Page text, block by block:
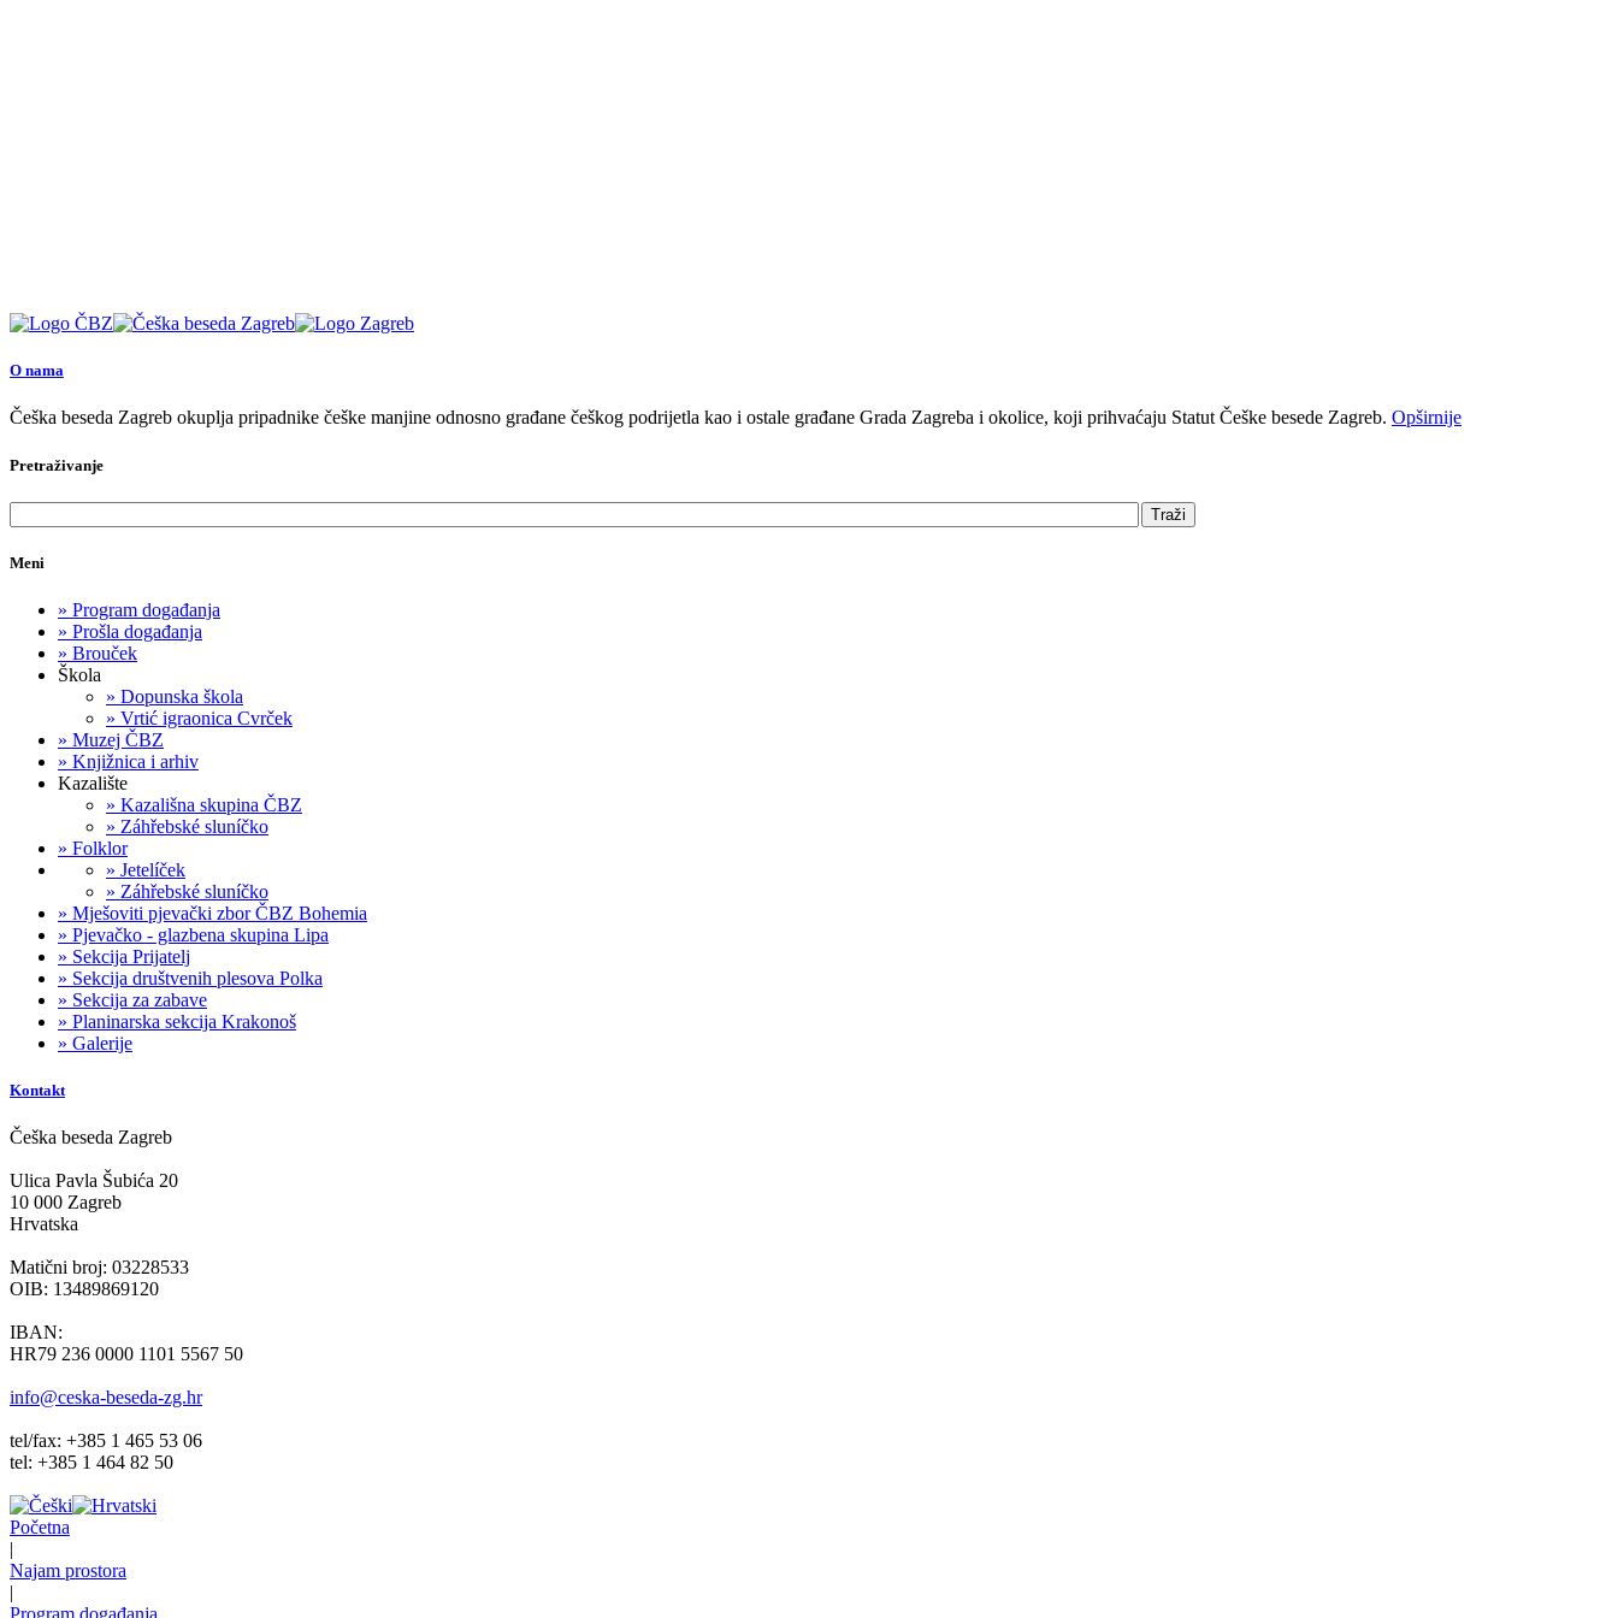
O nama
Češka beseda Zagreb okuplja pripadnike češke manjine odnosno građane češkog podrijetla kao i ostale građane Grada Zagreba i okolice, koji prihvaćaju Statut Češke besede Zagreb. Opširnije
Pretraživanje
Meni
» Program događanja
» Prošla događanja
» Brouček
Škola
» Dopunska škola
» Vrtić igraonica Cvrček
» Muzej ČBZ
» Knjižnica i arhiv
Kazalište
» Kazališna skupina ČBZ
» Záhřebské sluníčko
» Folklor
» Jetelíček
» Záhřebské sluníčko
» Mješoviti pjevački zbor ČBZ Bohemia
» Pjevačko - glazbena skupina Lipa
» Sekcija Prijatelj
» Sekcija društvenih plesova Polka
» Sekcija za zabave
» Planinarska sekcija Krakonoš
» Galerije
Kontakt
Češka beseda Zagreb
Ulica Pavla Šubića 20
10 000 Zagreb
Hrvatska
Matični broj: 03228533
OIB: 13489869120
IBAN:
HR79 236 0000 1101 5567 50
info@ceska-beseda-zg.hr
tel/fax: +385 1 465 53 06
tel: +385 1 464 82 50
Početna
|
Najam prostora
|